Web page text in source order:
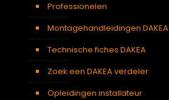
Professionelen
Montagehandleidingen DAKEA
Technische fiches DAKEA
Zoek een DAKEA verdeler
Opleidingen installateur